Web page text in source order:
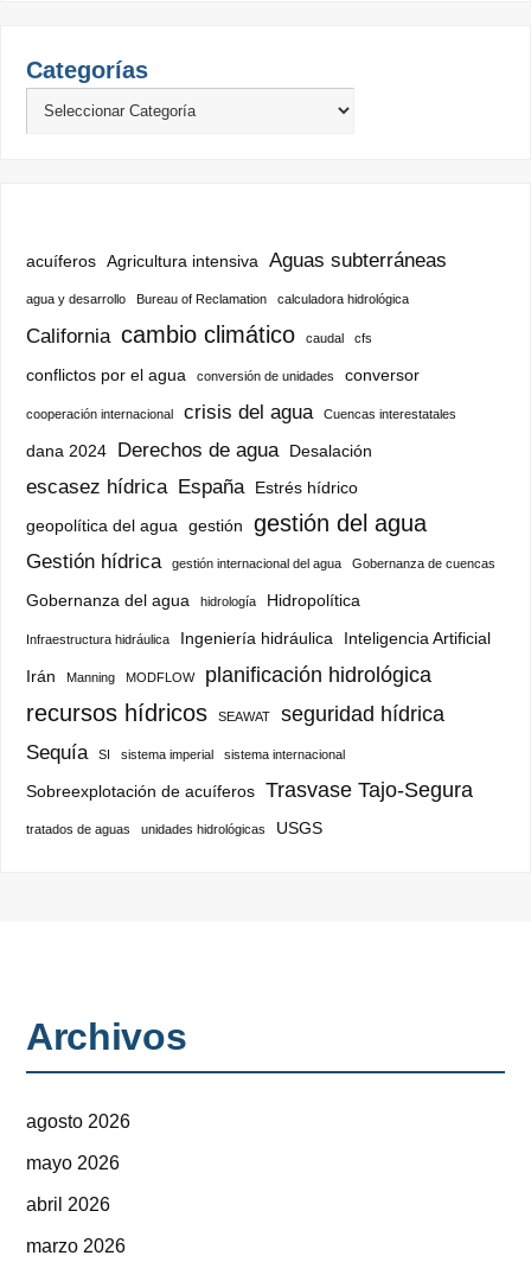
Categorías
acuíferos Agricultura intensiva Aguas subterráneas
agua y desarrollo Bureau of Reclamation calculadora hidrológica
California cambio climático caudal cfs
conflictos por el agua conversión de unidades conversor
cooperación internacional crisis del agua Cuencas interestatales
dana 2024 Derechos de agua Desalación
escasez hídrica España
Estrés hídrico
geopolítica del agua gestión gestión del agua
Gestión hídrica gestión internacional del agua Gobernanza de cuencas
Gobernanza del agua hidrología Hidropolítica
Infraestructura hidráulica Ingeniería hidráulica
Inteligencia Artificial
Irán
Manning MODFLOW planificación hidrológica
recursos hídricos SEAWAT seguridad hídrica
Sequía SI sistema imperial sistema internacional
Sobreexplotación de acuíferos Trasvase Tajo-Segura
tratados de aguas unidades hidrológicas USGS
Archivos
agosto 2026
mayo 2026
abril 2026
marzo 2026